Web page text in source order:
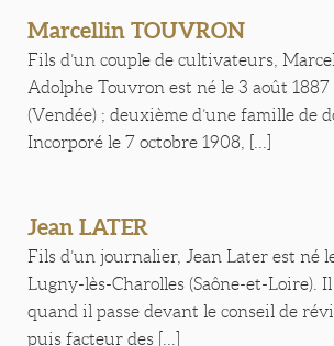
Marcellin TOUVRON
Fils d’un couple de cultivateurs,
Adolphe Touvron est né le 3 août 1887
(Vendée) ; deuxième d’une famille de
Incorporé le 7 octobre 1908, [...]
Jean LATER
Fils d’un journalier, Jean Later est né
Lugny-lès-Charolles (Saône-et-Loire).
quand il passe devant le conseil de
puis facteur des [...]